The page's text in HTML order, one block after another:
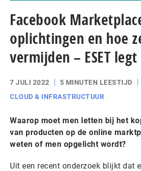
Facebook
oplichtingen en hoe
vermijden – ESET
7 JULI 2022
5 MINUTEN LEESTIJD
CLOUD & INFRASTRUCTUUR
Waarop moet men letten bij het
van producten op de online
weten of men opgelicht wordt?
Uit een recent onderzoek blijkt dat